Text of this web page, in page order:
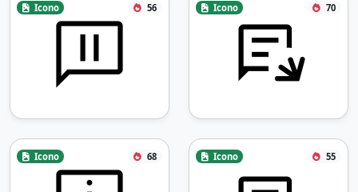
Icono 56 Icono 70
Icono 68 Icono 55